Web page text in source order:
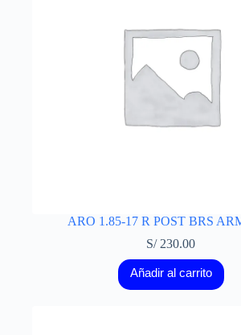
ARO 1.85-17 R POST BRS
S/230.00
Añadir al carrito